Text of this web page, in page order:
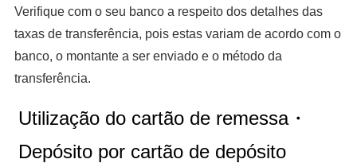
Verifique com o seu banco a respeito dos detalhes das
taxas de transferência, pois estas variam de acordo com o
banco, o montante a ser enviado e o método da
transferência.
Utilização do cartão de remessa・
Depósito por cartão de depósito